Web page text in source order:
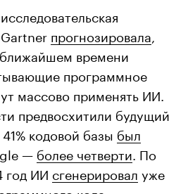
прогнозировала
времени
программное
массово применять ИИ.
предвосхитили будущий
кодовой базы был
— более четверти . По
год ИИ сгенерировал уже